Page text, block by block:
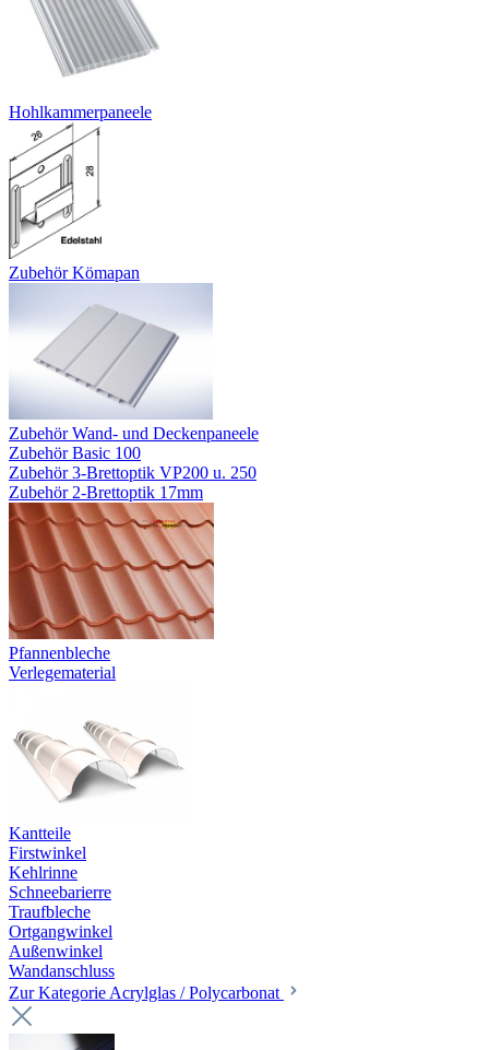
Hohlkammerpaneele
Zubehör Kömapan
Zubehör Wand- und Deckenpaneele
Zubehör Basic 100
Zubehör 3-Brettoptik VP200 u. 250
Zubehör 2-Brettoptik 17mm
Pfannenbleche
Verlegematerial
Kantteile
Firstwinkel
Kehlrinne
Schneebarierre
Traufbleche
Ortgangwinkel
Außenwinkel
Wandanschluss
Zur Kategorie Acrylglas / Polycarbonat